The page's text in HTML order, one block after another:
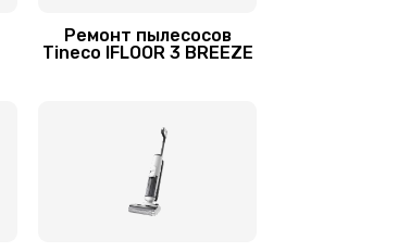
Ремонт пылесосов
Tineco IFLOOR 3 BREEZE